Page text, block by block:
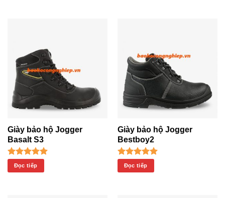
Giày bảo hộ Jogger
Basalt S3
Được xếp
hạng5.00
Đọc tiếp
Giày bảo hộ Jogger
Bestboy2
Được xếp
hạng5.00
Đọc tiếp